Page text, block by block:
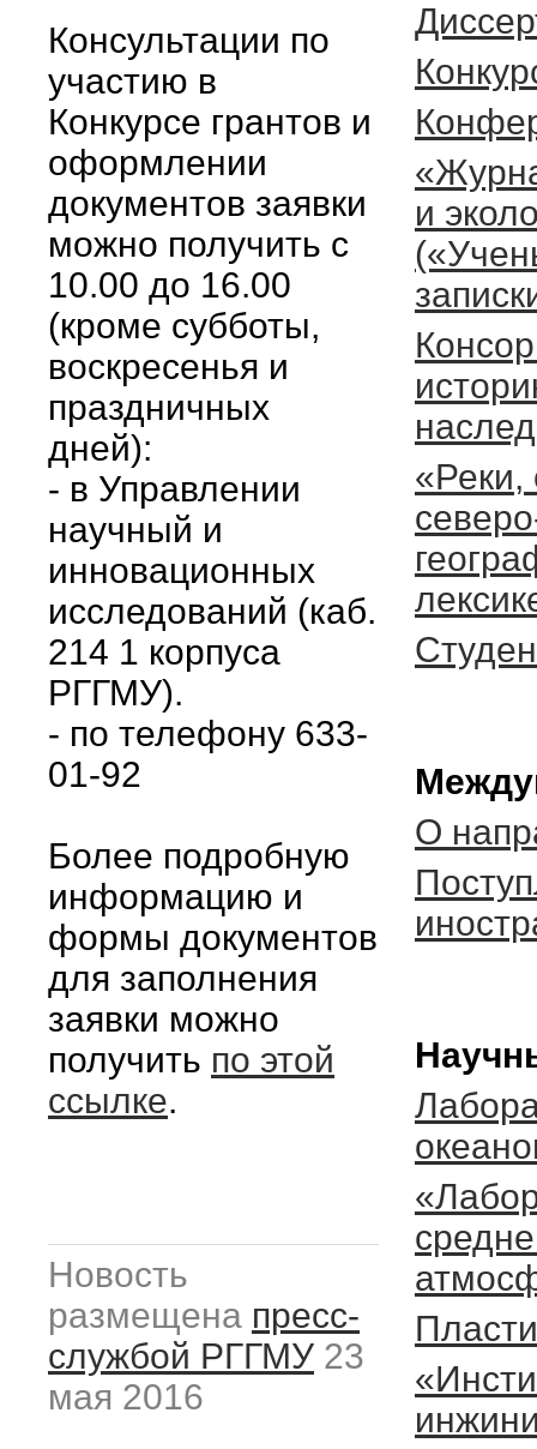
Консультации по
участию в
Конкурсе грантов и
оформлении
документов заявки
можно получить с
10.00 до 16.00
(кроме субботы,
воскресенья и
праздничных
дней):
- в Управлении
научный и
инновационных
исследований (каб.
214 1 корпуса
РГГМУ).
- по телефону 633-
01-92
Более подробную
информацию и
формы документов
для заполнения
заявки можно
получить по этой
ссылке.
Новость
размещена пресс-
службой РГГМУ 23
мая 2016
и
«Реки,
О